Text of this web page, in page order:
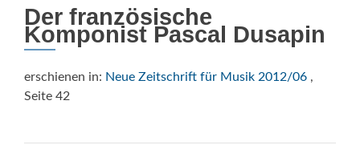
Der französische
Komponist Pascal Dusapin
erschienen in: Neue Zeitschrift für Musik 2012/06 ,
Seite 42